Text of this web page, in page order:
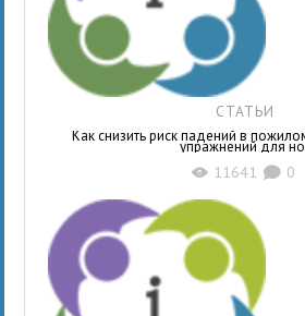
СТАТЬИ
Как снизить риск падений в
упражнений для
X 11641 K 0